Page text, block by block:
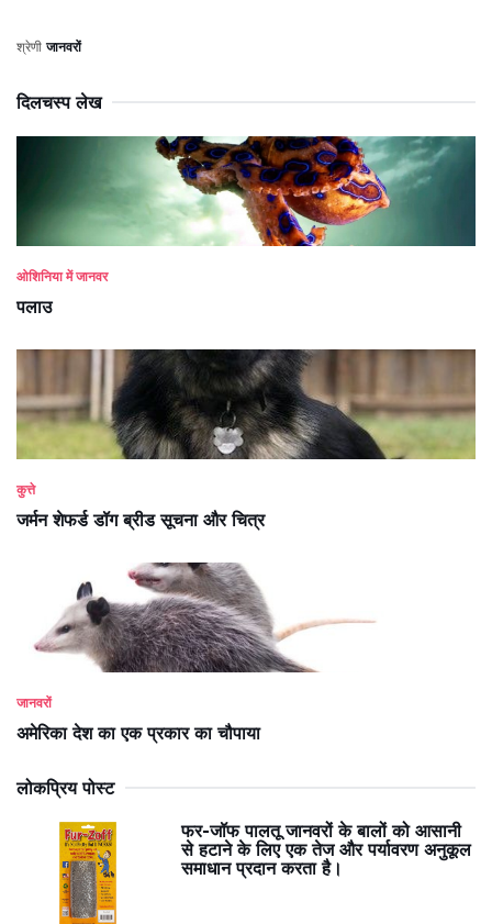
श्रेणी जानवरों
दिलचस्प लेख
ओशिनिया में जानवर
पलाउ
कुत्ते
जर्मन शेफर्ड डॉग ब्रीड सूचना और चित्र
जानवरों
अमेरिका देश का एक प्रकार का चौपाया
लोकप्रिय पोस्ट
फर-जॉफ पालतू जानवरों के बालों को आसानी
से हटाने के लिए एक तेज और पर्यावरण अनुकूल
समाधान प्रदान करता है।